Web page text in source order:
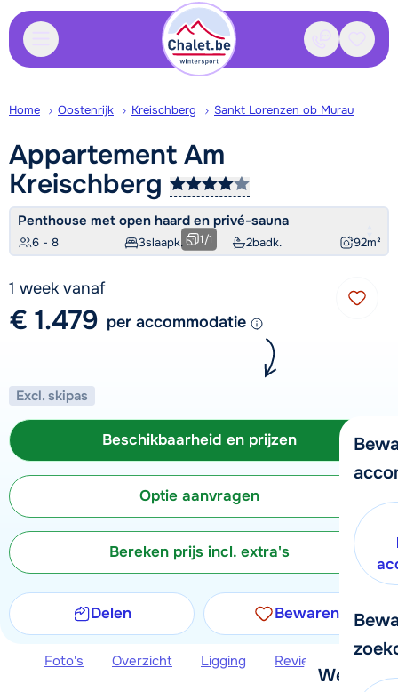
Contact
We
Home Oostenrijk Kreischberg Sankt Lorenzen ob Murau
Appartement Am
Kreischberg
Penthouse met open haard en privé-sauna
6 - 8 3slaapk. 2badk. 92m²
1/1
1 week vanaf
€ 1.479 per accommodatie
Excl. skipas
Beschikbaarheid en prijzen
Optie aanvragen
Bereken prijs incl. extra's
Delen Bewaren
Foto's Overzicht Ligging Reviews